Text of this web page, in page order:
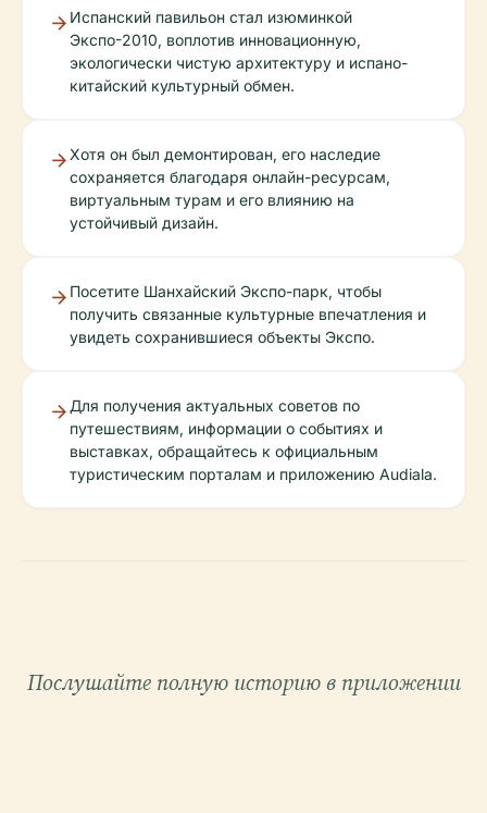
Испанский павильон стал изюминкой
Экспо-2010, воплотив инновационную,
экологически чистую архитектуру и испано-
китайский культурный обмен.
Хотя он был демонтирован, его наследие
сохраняется благодаря онлайн-ресурсам,
виртуальным турам и его влиянию на
устойчивый дизайн.
Посетите Шанхайский Экспо-парк, чтобы
получить связанные культурные впечатления и
увидеть сохранившиеся объекты Экспо.
Для получения актуальных советов по
путешествиям, информации о событиях и
выставках, обращайтесь к официальным
туристическим порталам и приложению Audiala.
Послушайте полную историю в приложении